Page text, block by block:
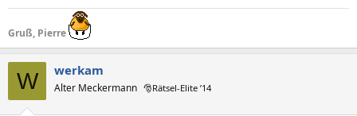
Gruß, Pierre
W werkam
Alter Meckermann 🎅Rätsel-Elite ’14